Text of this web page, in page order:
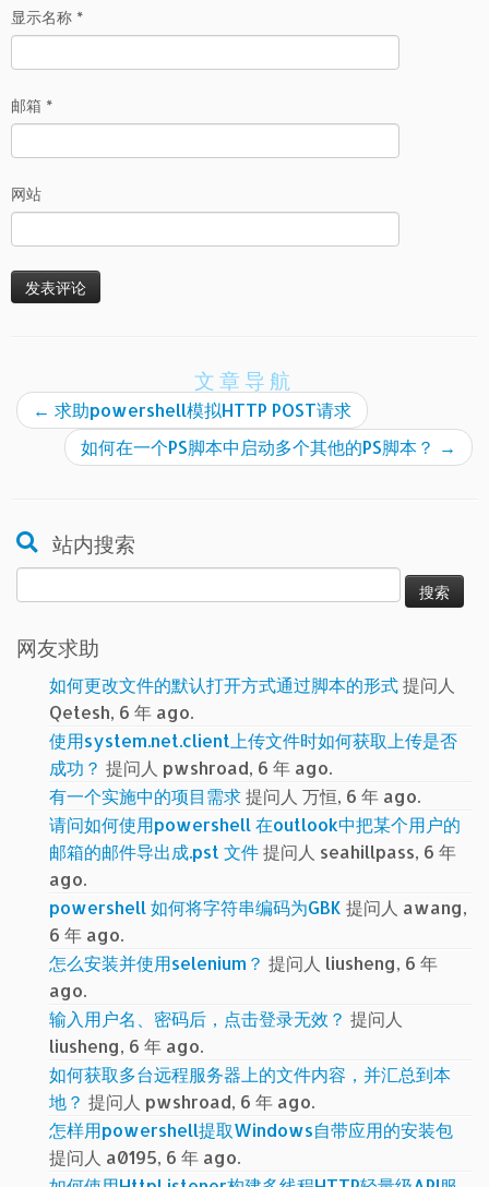
显示名称 *
邮箱 *
网站
文章导航
← 求助powershell模拟HTTP POST请求
如何在一个PS脚本中启动多个其他的PS脚本？ →
站内搜索
索：
网友求助
如何更改文件的默认打开方式通过脚本的形式提问人
Qetesh, 6 年 ago.
使用system.net.client上传文件时如何获取上传是否
成功？ 提问人 pwshroad, 6 年 ago.
有一个实施中的项目需求提问人 万恒, 6 年 ago.
请问如何使用powershell 在outlook中把某个用户的
邮箱的邮件导出成.pst 文件提问人 seahillpass, 6 年
ago.
powershell 如何将字符串编码为GBK 提问人 awang,
6 年 ago.
怎么安装并使用selenium？ 提问人 liusheng, 6 年
ago.
输入用户名、密码后，点击登录无效？ 提问人
liusheng, 6 年 ago.
如何获取多台远程服务器上的文件内容，并汇总到本
地？ 提问人 pwshroad, 6 年 ago.
怎样用powershell提取Windows自带应用的安装包
提问人 a0195, 6 年 ago.